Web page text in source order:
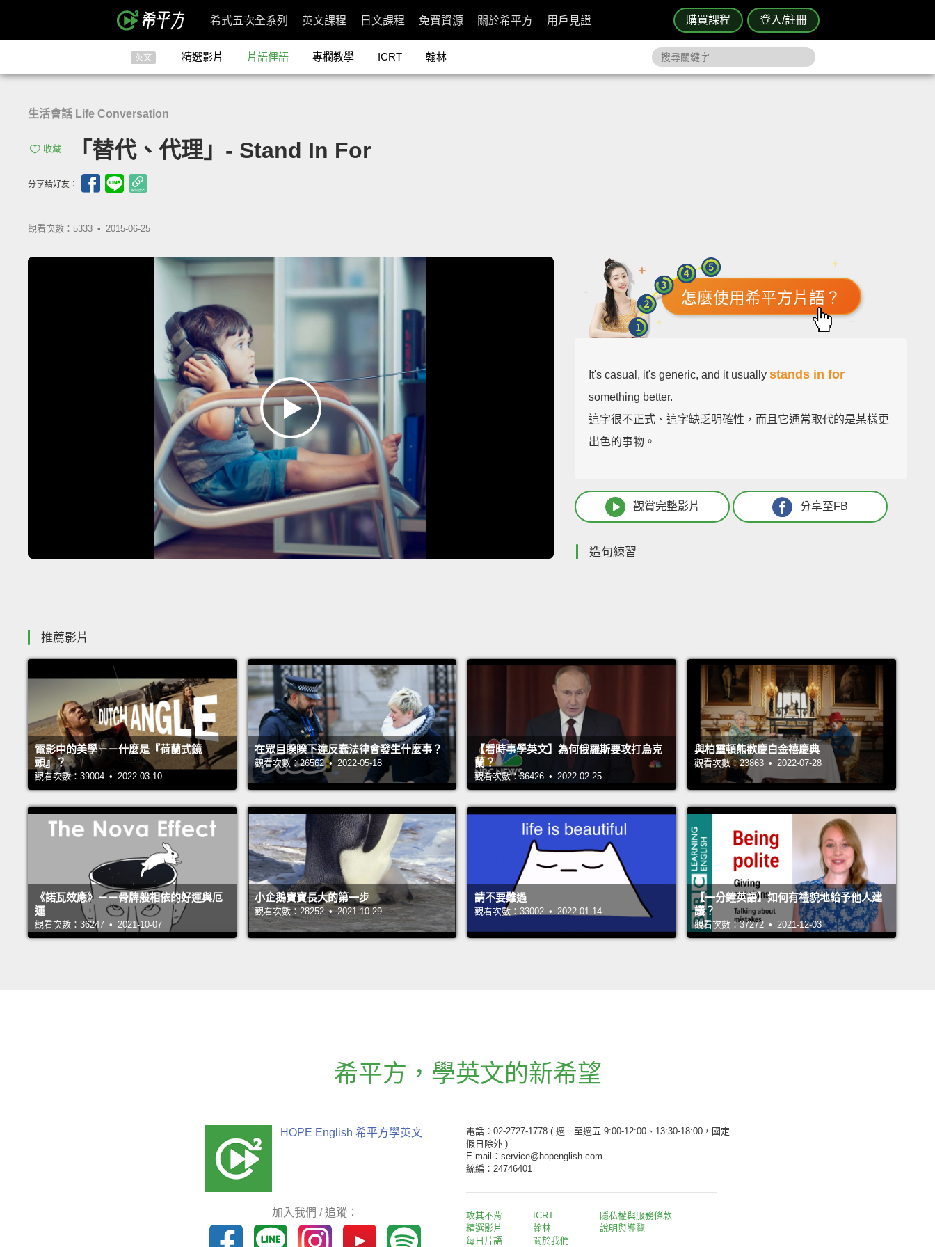
購買課程 登入/註冊
希式五次全系列 英文課程 日文課程 免費資源 關於希平方 用戶見證
英文 精選影片 片語俚語 專欄教學 ICRT 翰林
生活會話 Life Conversation
收藏 「替代、代理」- Stand In For
分享給好友：
觀看次數：5333 • 2015-06-25
怎麼使用希平方片語？
It's casual, it's generic, and it usuallystands in for
something better.
這字很不正式、這字缺乏明確性，而且它通常取代的是某樣更
出色的事物。
觀賞完整影片 分享至FB
造句練習
推薦影片
電影中的美學－－什麼是『荷蘭式鏡
頭』？
觀看次數：39004 • 2022-03-10
在眾目睽睽下違反蠢法律會發生什麼事？
觀看次數：26562 • 2022-05-18
【看時事學英文】為何俄羅斯要攻打烏克
蘭？
觀看次數：36426 • 2022-02-25
與柏靈頓熊歡慶白金禧慶典
觀看次數：23863 • 2022-07-28
《諾瓦效應》－－骨牌般相依的好運與厄
運
觀看次數：36247 • 2021-10-07
小企鵝寶寶長大的第一步
觀看次數：28252 • 2021-10-29
請不要難過
觀看次數：33002 • 2022-01-14
【一分鐘英語】如何有禮貌地給予他人建
議？
觀看次數：37272 • 2021-12-03
希平方 ， 學英文的新希望
HOPE English 希平方學英文
加入我們 / 追蹤：
電話：02-2727-1778 ( 週一至週五 9:00-12:00、13:30-18:00，國定
假日除外 )
E-mail：service@hopenglish.com
統編：24746401
攻其不背
精選影片
每日片語
ICRT
翰林
關於我們
隱私權與服務條款
說明與導覽